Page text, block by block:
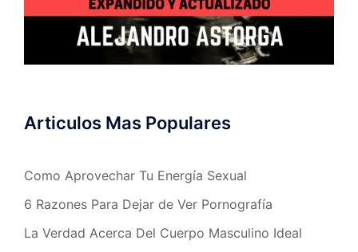
Articulos Mas Populares
Como Aprovechar Tu Energía Sexual
6 Razones Para Dejar de Ver Pornografía
La Verdad Acerca Del Cuerpo Masculino Ideal